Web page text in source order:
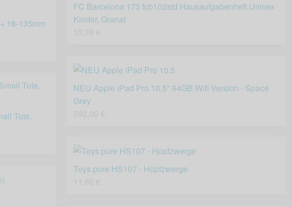
FC Barcelona 173 fcb102std Hausaufgabenheft Unisex
Kinder, Granat
18-135mm
NEU Apple iPad Pro 10.5" 64GB Wifi Version - Space
Grey
Tote,
Toys pure HS107 - Hüpfzwerge